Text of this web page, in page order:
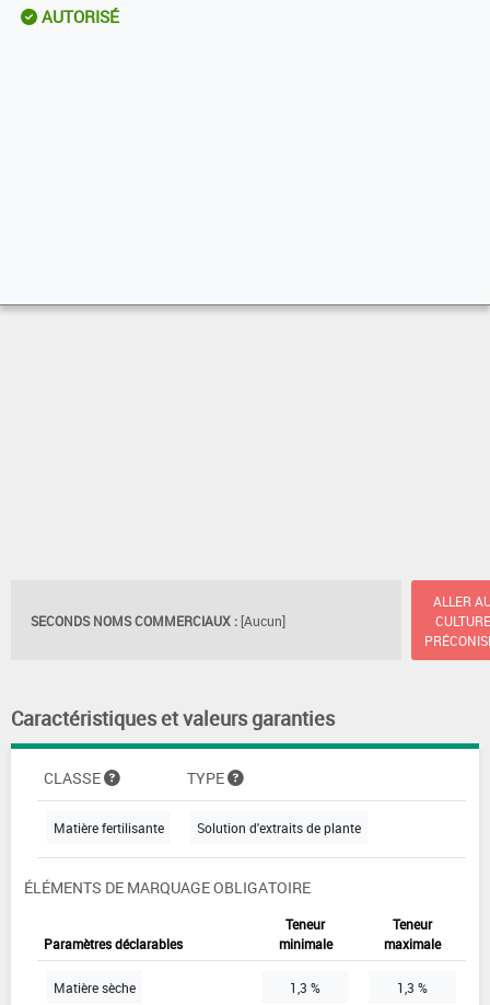
AUTORISÉ
SECONDS NOMS COMMERCIAUX : [Aucun]
ALLER
Caractéristiques et valeurs garanties
CLASSE TYPE
Matière fertilisante Solution d'extraits de plante
ÉLÉMENTS DE MARQUAGE OBLIGATOIRE
Paramètres déclarables
Teneur
minimale
Teneur
maximale
Matière sèche 1,3 % 1,3 %